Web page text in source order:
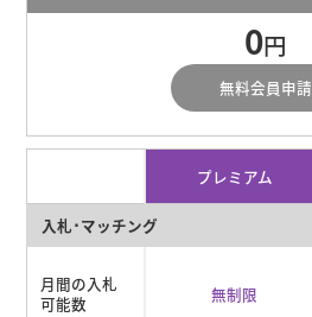
0円
無料会員申請
プレミアム
入札･マッチング
月間の入札
可能数
無制限